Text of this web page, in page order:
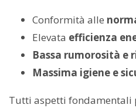
Conformità alle
Elevata efficienza
Bassa rumorosità
Massima igiene e
Tutti aspetti fondamentali